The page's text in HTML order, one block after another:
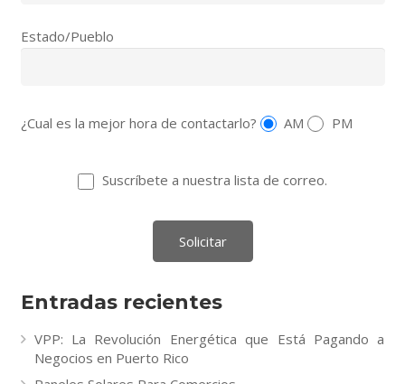
Estado/Pueblo
¿Cual es la mejor hora de contactarlo? AM PM
Suscríbete a nuestra lista de correo.
Entradas recientes
VPP: La Revolución Energética que Está Pagando a
Negocios en Puerto Rico